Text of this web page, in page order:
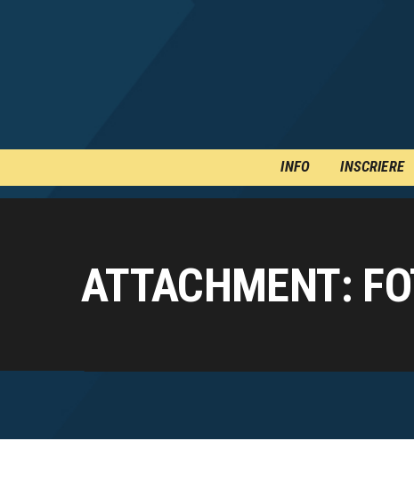
INFO INSCRIERE
ATTACHMENT: